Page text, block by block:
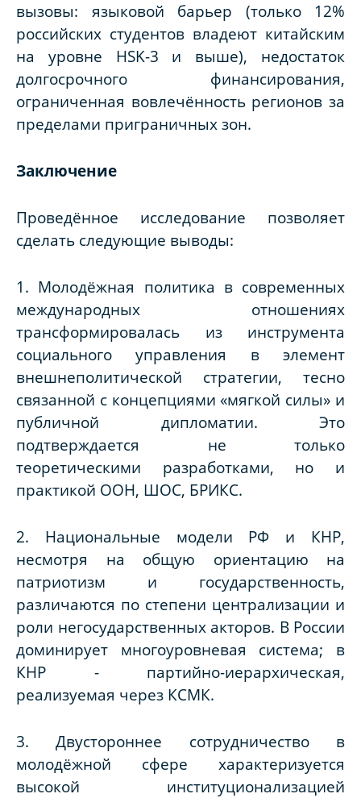
вызовы: языковой барьер (только 12%
российских студентов владеют китайским
на уровне HSK-3 и выше), недостаток
долгосрочного финансирования,
ограниченная вовлечённость регионов за
пределами приграничных зон.
Заключение
Проведённое исследование позволяет
сделать следующие выводы:
1. Молодёжная политика в современных
международных отношениях
трансформировалась из инструмента
социального управления в элемент
внешнеполитической стратегии, тесно
связанной с концепциями «мягкой силы» и
публичной дипломатии. Это
подтверждается не только
теоретическими разработками, но и
практикой ООН, ШОС, БРИКС.
2. Национальные модели РФ и КНР,
несмотря на общую ориентацию на
патриотизм и государственность,
различаются по степени централизации и
роли негосударственных акторов. В России
доминирует многоуровневая система; в
КНР - партийно-иерархическая,
реализуемая через КСМК.
3. Двустороннее сотрудничество в
молодёжной сфере характеризуется
высокой институционализацией